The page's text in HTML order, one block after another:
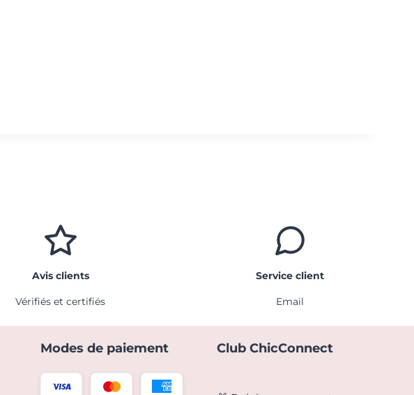
Avis clients
Vérifiés et certifiés
Service client
Email
Modes de paiement Club ChicConnect